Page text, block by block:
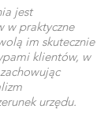
jest
w praktyczne
im skutecznie
klientów, w
urzędu.